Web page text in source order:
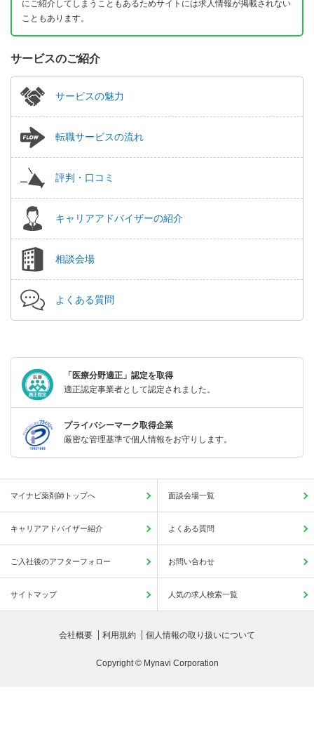
にご紹介してしまうこともあるためサイトには求人情報が掲載されない
こともあります。
サービスのご紹介
サービスの魅力
転職サービスの流れ
評判・口コミ
キャリアアドバイザーの紹介
相談会場
よくある質問
「医療分野適正」認定を取得
適正認定事業者として認定されました。
プライバシーマーク取得企業
厳密な管理基準で個人情報をお守りします。
マイナビ薬剤師トップへ 面談会場一覧
キャリアアドバイザー紹介 よくある質問
ご入社後のアフターフォロー お問い合わせ
サイトマップ 人気の求人検索一覧
会社概要 利用規約 個人情報の取り扱いについて
Copyright © Mynavi Corporation